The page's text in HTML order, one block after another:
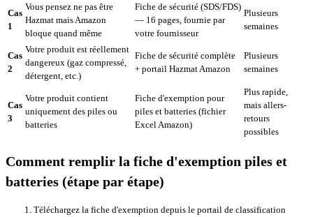
Cas
1
Vous pensez ne pas être
Hazmat mais Amazon
bloque quand même
Fiche de sécurité (SDS/FDS)
— 16 pages, fournie par
votre fournisseur
Plusieurs
semaines
Cas
2
Votre produit est réellement
dangereux (gaz compressé,
détergent, etc.)
Fiche de sécurité complète
+ portail Hazmat Amazon
Plusieurs
semaines
Cas
3
Votre produit contient
uniquement des piles ou
batteries
Fiche d'exemption pour
piles et batteries (fichier
Excel Amazon)
Plus rapide,
mais allers-
retours
possibles
Comment remplir la fiche d'exemption piles et
batteries (étape par étape)
Téléchargez la fiche d'exemption depuis le portail de classification